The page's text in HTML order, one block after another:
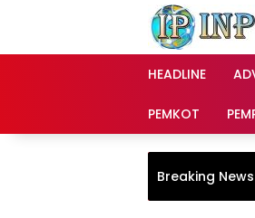
HEADLINE
PEMKOT
Breaking News